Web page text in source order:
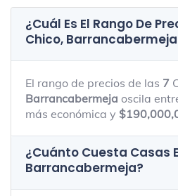
¿Cuál Es El Rango De
Chico, Barrancabermeja
El rango de precios de las 7
Barrancabermeja oscila
más económica y
¿Cuánto Cuesta Casas
Barrancabermeja?